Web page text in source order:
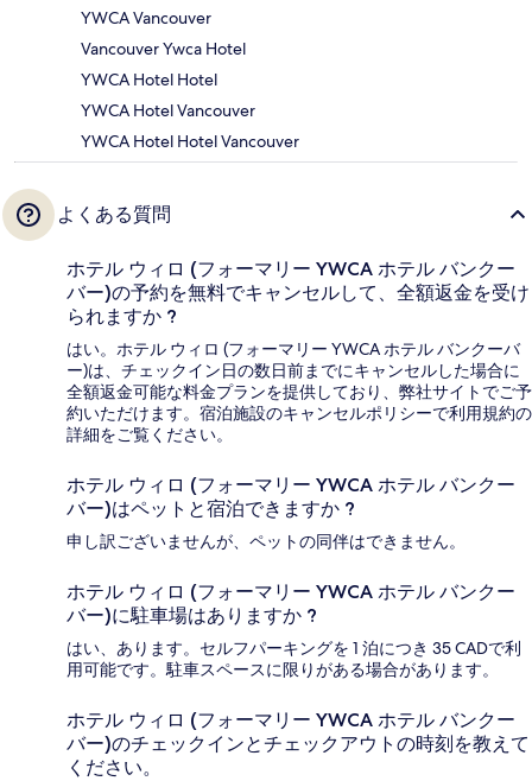
YWCA Vancouver
Vancouver Ywca Hotel
YWCA Hotel Hotel
YWCA Hotel Vancouver
YWCA Hotel Hotel Vancouver
よくある質問
ホテル ウィロ (フォーマリー YWCA ホテル バンクー
バー)の予約を無料でキャンセルして、全額返金を受け
られますか ?
はい。ホテル ウィロ (フォーマリー YWCA ホテル バンクーバ
ー)は、チェックイン日の数日前までにキャンセルした場合に
全額返金可能な料金プランを提供しており、弊社サイトでご予
約いただけます。宿泊施設のキャンセルポリシーで利用規約の
詳細をご覧ください。
ホテル ウィロ (フォーマリー YWCA ホテル バンクー
バー)はペットと宿泊できますか ?
申し訳ございませんが、ペットの同伴はできません。
ホテル ウィロ (フォーマリー YWCA ホテル バンクー
バー)に駐車場はありますか ?
はい、あります。セルフパーキングを 1 泊につき 35 CADで利
用可能です。駐車スペースに限りがある場合があります。
ホテル ウィロ (フォーマリー YWCA ホテル バンクー
バー)のチェックインとチェックアウトの時刻を教えて
ください。